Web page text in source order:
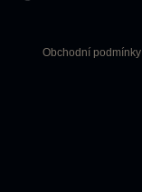
Obchodní podmínky